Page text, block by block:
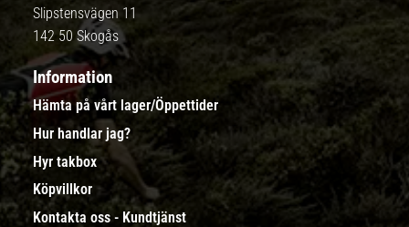
Slipstensvägen 11
142 50 Skogås
Information
Hämta på vårt lager/Öppettider
Hur handlar jag?
Hyr takbox
Köpvillkor
Kontakta oss - Kundtjänst